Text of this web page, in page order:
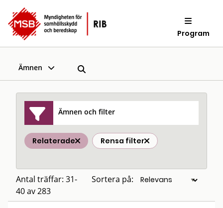
Program
Ämnen
Ämnen och filter
Relaterade Rensa filter
Antal träffar: 31-
40 av 283
Sortera på: